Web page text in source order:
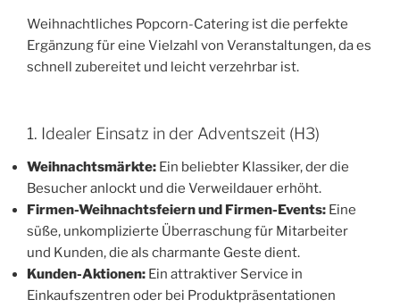
Weihnachtliches Popcorn-Catering ist die perfekte
Ergänzung für eine Vielzahl von Veranstaltungen, da es
schnell zubereitet und leicht verzehrbar ist.
1. Idealer Einsatz in der Adventszeit (H3)
Weihnachtsmärkte: Ein beliebter Klassiker, der die
Besucher anlockt und die Verweildauer erhöht.
Firmen-Weihnachtsfeiern und Firmen-Events: Eine
süße, unkomplizierte Überraschung für Mitarbeiter
und Kunden, die als charmante Geste dient.
Kunden-Aktionen: Ein attraktiver Service in
Einkaufszentren oder bei Produktpräsentationen